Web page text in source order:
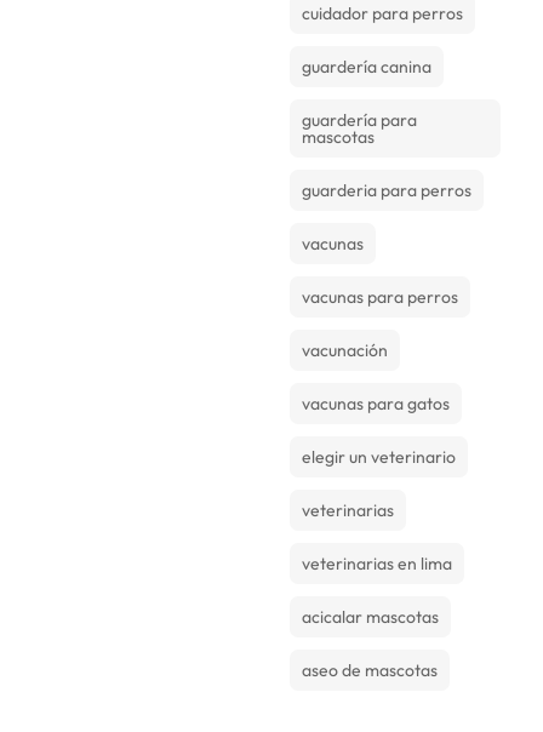
cuidador para perros
guardería canina
guardería para
mascotas
guarderia para perros
vacunas
vacunas para perros
vacunación
vacunas para gatos
elegir un veterinario
veterinarias
veterinarias en lima
acicalar mascotas
aseo de mascotas